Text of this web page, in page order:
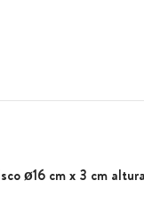
ø16 cm x 3 cm